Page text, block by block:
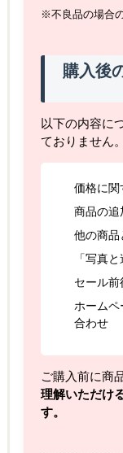
※不良品の場合
購入後
以下の内容に
ておりません。
価格に関
商品の追
他の商品
「写真
セール
ホームペ
合わせ
ご購入前に商
理解いただけ
す。